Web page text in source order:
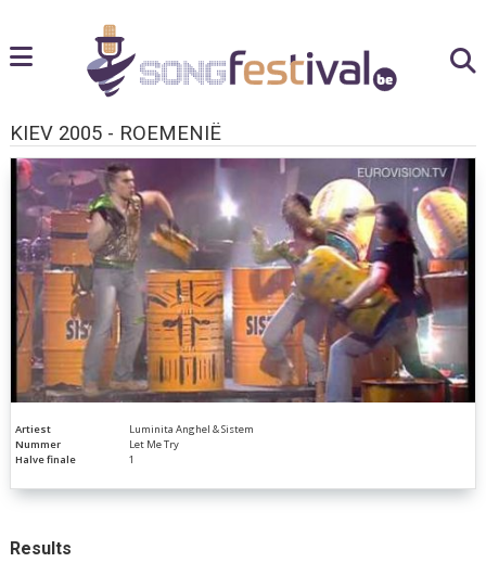
KIEV 2005 - ROEMENIË
Artiest
Luminita Anghel & Sistem
Nummer
Let Me Try
Halve finale
1
Results